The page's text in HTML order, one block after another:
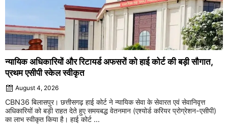
न्यायिक अधिकारियों और रिटायर्ड अफसरों को हाई कोर्ट की बड़ी सौगात,
प्रथम एसीपी स्केल स्वीकृत
August 4, 2026
CBN36 बिलासपुर। छत्तीसगढ़ हाई कोर्ट ने न्यायिक सेवा के सेवारत एवं सेवानिवृत्त
अधिकारियों को बड़ी राहत देते हुए समयबद्ध वेतनमान (एश्योर्ड करियर प्रोग्रेशन-एसीपी)
का लाभ स्वीकृत किया है। हाई कोर्ट ...